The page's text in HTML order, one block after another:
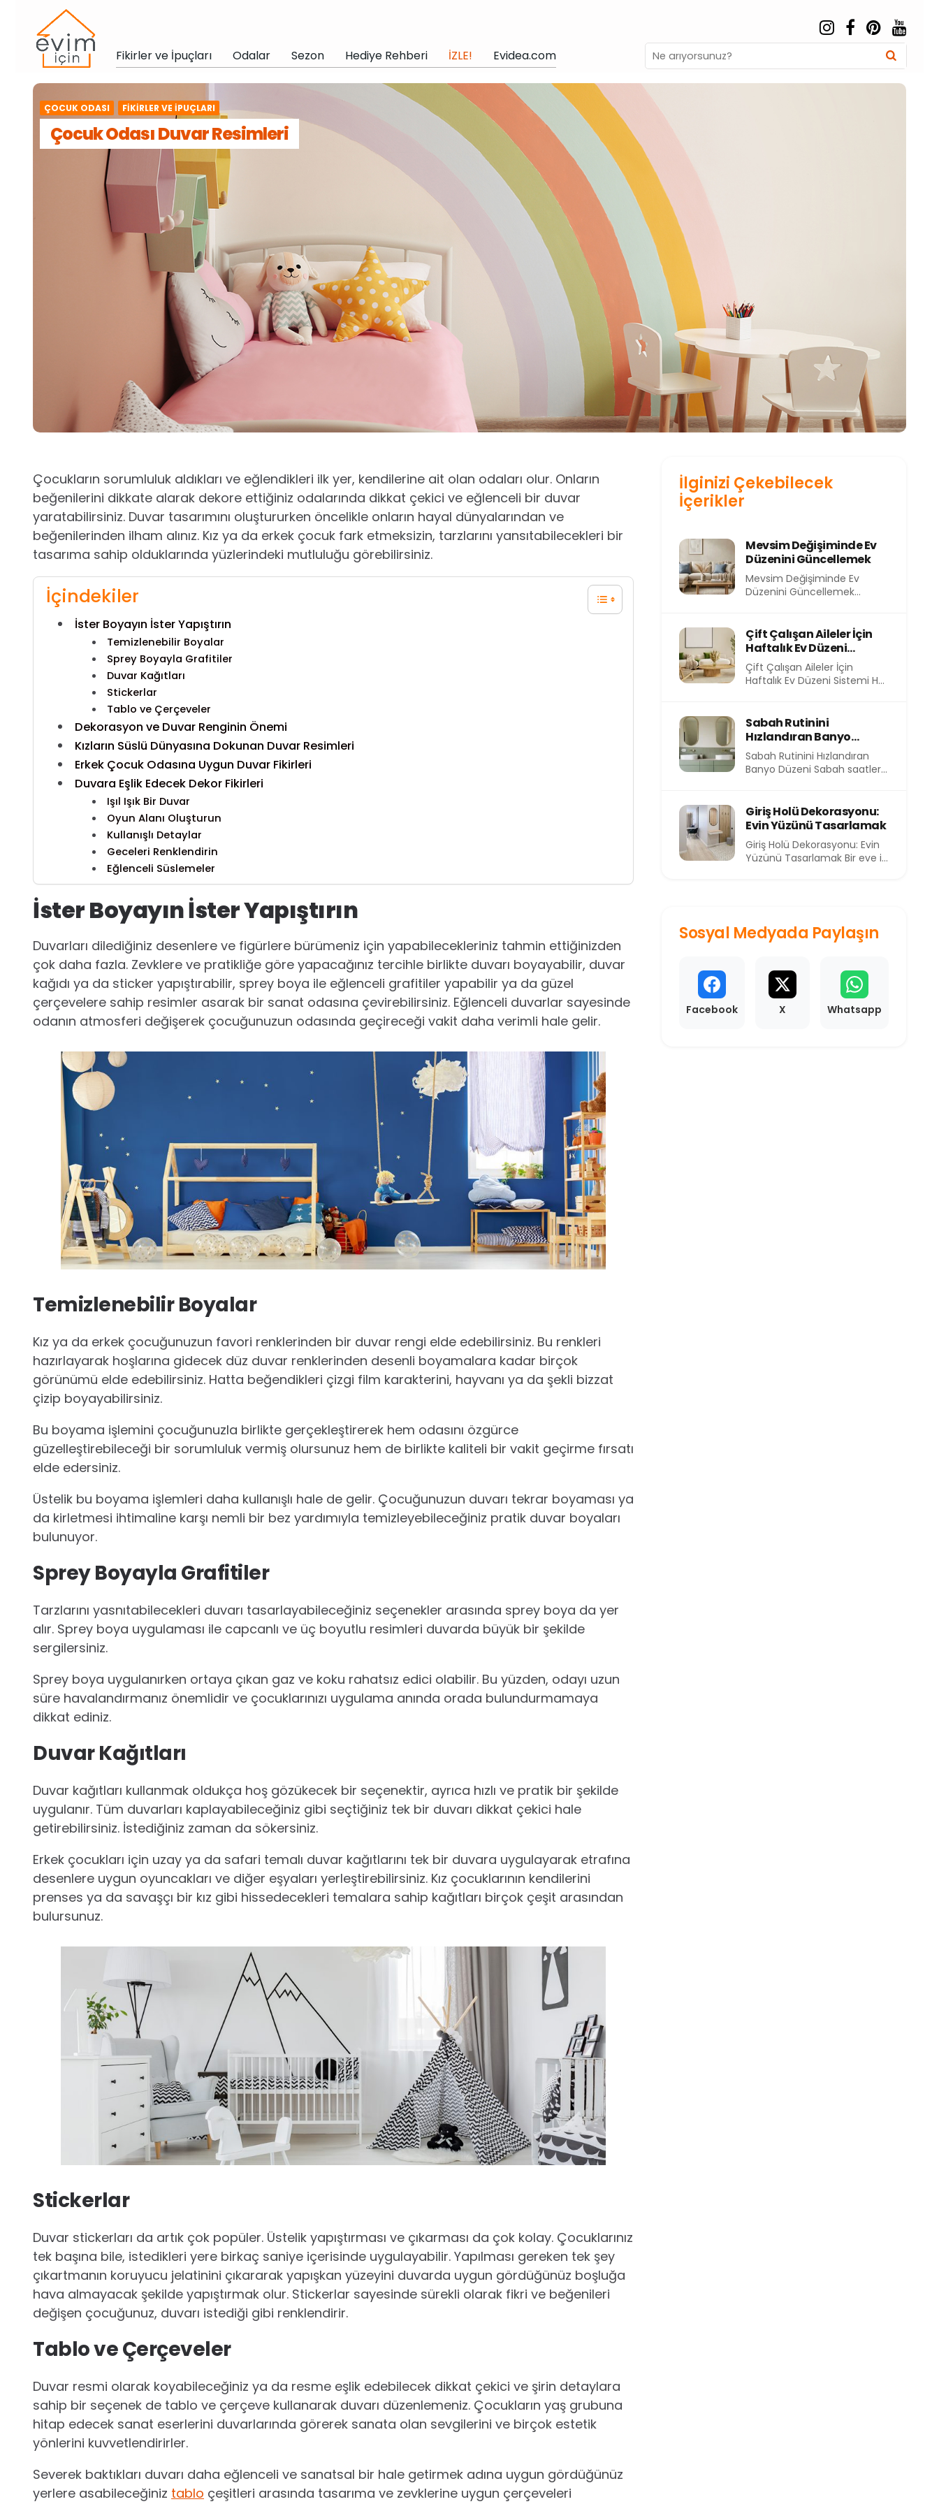
Fikirler ve İpuçları Odalar Sezon Hediye Rehberi İZLE! Evidea.com Search
for:
ÇOCUK ODASI FIKIRLER VE İPUÇLARI
Çocuk Odası Duvar Resimleri
Çocukların sorumluluk aldıkları ve eğlendikleri ilk yer, kendilerine ait olan odaları olur. Onların
beğenilerini dikkate alarak dekore ettiğiniz odalarında dikkat çekici ve eğlenceli bir duvar
yaratabilirsiniz. Duvar tasarımını oluştururken öncelikle onların hayal dünyalarından ve
beğenilerinden ilham alınız. Kız ya da erkek çocuk fark etmeksizin, tarzlarını yansıtabilecekleri bir
tasarıma sahip olduklarında yüzlerindeki mutluluğu görebilirsiniz.
İçindekiler
İster Boyayın İster Yapıştırın
Temizlenebilir Boyalar
Sprey Boyayla Grafitiler
Duvar Kağıtları
Stickerlar
Tablo ve Çerçeveler
Dekorasyon ve Duvar Renginin Önemi
Kızların Süslü Dünyasına Dokunan Duvar Resimleri
Erkek Çocuk Odasına Uygun Duvar Fikirleri
Duvara Eşlik Edecek Dekor Fikirleri
Işıl Işık Bir Duvar
Oyun Alanı Oluşturun
Kullanışlı Detaylar
Geceleri Renklendirin
Eğlenceli Süslemeler
İster Boyayın İster Yapıştırın
Duvarları dilediğiniz desenlere ve figürlere bürümeniz için yapabilecekleriniz tahmin ettiğinizden
çok daha fazla. Zevklere ve pratikliğe göre yapacağınız tercihle birlikte duvarı boyayabilir, duvar
kağıdı ya da sticker yapıştırabilir, sprey boya ile eğlenceli grafitiler yapabilir ya da güzel
çerçevelere sahip resimler asarak bir sanat odasına çevirebilirsiniz. Eğlenceli duvarlar sayesinde
odanın atmosferi değişerek çocuğunuzun odasında geçireceği vakit daha verimli hale gelir.
Temizlenebilir Boyalar
Kız ya da erkek çocuğunuzun favori renklerinden bir duvar rengi elde edebilirsiniz. Bu renkleri
hazırlayarak hoşlarına gidecek düz duvar renklerinden desenli boyamalara kadar birçok
görünümü elde edebilirsiniz. Hatta beğendikleri çizgi film karakterini, hayvanı ya da şekli bizzat
çizip boyayabilirsiniz.
Bu boyama işlemini çocuğunuzla birlikte gerçekleştirerek hem odasını özgürce
güzelleştirebileceği bir sorumluluk vermiş olursunuz hem de birlikte kaliteli bir vakit geçirme fırsatı
elde edersiniz.
Üstelik bu boyama işlemleri daha kullanışlı hale de gelir. Çocuğunuzun duvarı tekrar boyaması ya
da kirletmesi ihtimaline karşı nemli bir bez yardımıyla temizleyebileceğiniz pratik duvar boyaları
bulunuyor.
Sprey Boyayla Grafitiler
Tarzlarını yasnıtabilecekleri duvarı tasarlayabileceğiniz seçenekler arasında sprey boya da yer
alır. Sprey boya uygulaması ile capcanlı ve üç boyutlu resimleri duvarda büyük bir şekilde
sergilersiniz.
Sprey boya uygulanırken ortaya çıkan gaz ve koku rahatsız edici olabilir. Bu yüzden, odayı uzun
süre havalandırmanız önemlidir ve çocuklarınızı uygulama anında orada bulundurmamaya
dikkat ediniz.
Duvar Kağıtları
Duvar kağıtları kullanmak oldukça hoş gözükecek bir seçenektir, ayrıca hızlı ve pratik bir şekilde
uygulanır. Tüm duvarları kaplayabileceğiniz gibi seçtiğiniz tek bir duvarı dikkat çekici hale
getirebilirsiniz. İstediğiniz zaman da sökersiniz.
Erkek çocukları için uzay ya da safari temalı duvar kağıtlarını tek bir duvara uygulayarak etrafına
desenlere uygun oyuncakları ve diğer eşyaları yerleştirebilirsiniz. Kız çocuklarının kendilerini
prenses ya da savaşçı bir kız gibi hissedecekleri temalara sahip kağıtları birçok çeşit arasından
bulursunuz.
Stickerlar
Duvar stickerları da artık çok popüler. Üstelik yapıştırması ve çıkarması da çok kolay. Çocuklarınız
tek başına bile, istedikleri yere birkaç saniye içerisinde uygulayabilir. Yapılması gereken tek şey
çıkartmanın koruyucu jelatinini çıkararak yapışkan yüzeyini duvarda uygun gördüğünüz boşluğa
hava almayacak şekilde yapıştırmak olur. Stickerlar sayesinde sürekli olarak fikri ve beğenileri
değişen çocuğunuz, duvarı istediği gibi renklendirir.
Tablo ve Çerçeveler
Duvar resmi olarak koyabileceğiniz ya da resme eşlik edebilecek dikkat çekici ve şirin detaylara
sahip bir seçenek de tablo ve çerçeve kullanarak duvarı düzenlemeniz. Çocukların yaş grubuna
hitap edecek sanat eserlerini duvarlarında görerek sanata olan sevgilerini ve birçok estetik
yönlerini kuvvetlendirirler.
Severek baktıkları duvarı daha eğlenceli ve sanatsal bir hale getirmek adına uygun gördüğünüz
yerlere asabileceğiniz tablo çeşitleri arasında tasarıma ve zevklerine uygun çerçeveleri
İlginizi Çekebilecek
İçerikler
Mevsim Değişiminde Ev
Düzenini Güncellemek
Mevsim Değişiminde Ev
Düzenini Güncellemek
evimizin içindeki atmosfer
de...
Çift Çalışan Aileler İçin
Haftalık Ev Düzeni
Sistemi
Çift Çalışan Aileler İçin
Haftalık Ev Düzeni Sistemi Her
Sabah Rutinini
Hızlandıran Banyo
Düzeni
Sabah Rutinini Hızlandıran
Banyo Düzeni Sabah saatleri,
Giriş Holü Dekorasyonu:
Evin Yüzünü Tasarlamak
Giriş Holü Dekorasyonu: Evin
Yüzünü Tasarlamak Bir eve ilk
Sosyal Medyada Paylaşın
Facebook X Whatsapp